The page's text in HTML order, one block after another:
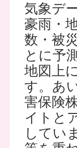
気象デ
豪雨・
数・被
とに予
地図上
す。あ
害保険
イトと
してい